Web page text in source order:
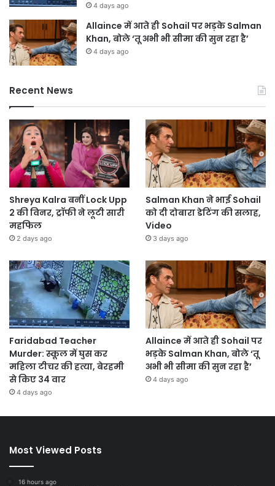
4 days ago
Allaince में आते ही Sohail पर भड़के Salman
Khan, बोले ‘तू अभी भी सीमा की सुन रहा है’
4 days ago
Recent News
Shreya Kalra बनीं Lock Upp
2 की विनर, ट्रॉफी ने लूटी सारी
महफिल
2 days ago
Salman Khan ने भाई Sohail
को दी दोबारा डेटिंग की सलाह,
Video
3 days ago
Faridabad Teacher
Murder: स्कूल में घुस कर
महिला टीचर की हत्या, बेरहमी
से किए 34 वार
4 days ago
Allaince में आते ही Sohail पर
भड़के Salman Khan, बोले ‘तू
अभी भी सीमा की सुन रहा है’
4 days ago
Most Viewed Posts
16 hours ago